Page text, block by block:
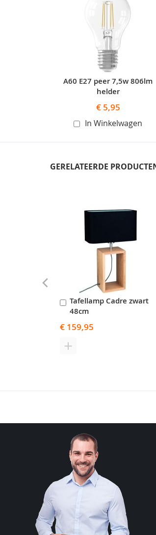
A60 E27 peer 7,5w 806lm
helder
€ 5,95
In Winkelwagen
GERELATEERDE
Tafellamp Cadre zwart
48cm
€ 159,95
In
Winkelwagen
TOEVOEGEN